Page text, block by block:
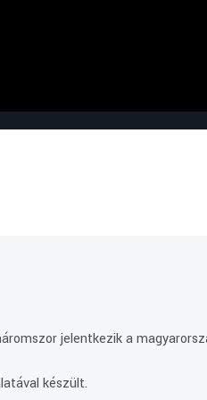
jelentkezik a
készült.